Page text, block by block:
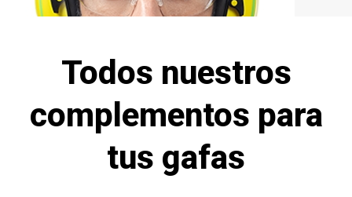
Todos nuestros
complementos para
tus gafas